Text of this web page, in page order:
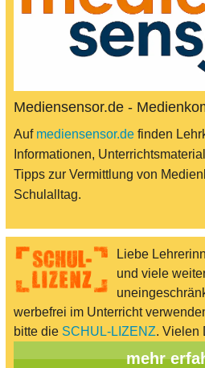
Mediensensor.de -
Auf mediensensor.de finden
Informationen,
Tipps zur Vermittlung von
Schulalltag.
Liebe
und viele
werbefrei im Unterricht
bitte die SCHUL-LIZENZ. Vielen
mehr